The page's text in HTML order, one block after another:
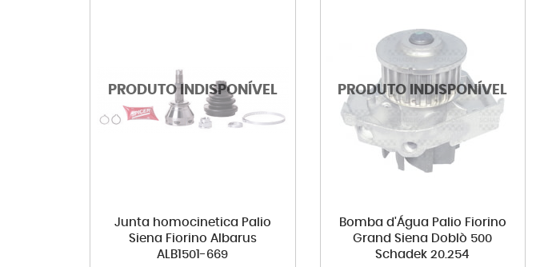
Junta homocinetica Palio
Siena Fiorino Albarus
ALB1501-669
Bomba d'Água Palio Fiorino
Grand Siena Doblò 500
Schadek 20.254